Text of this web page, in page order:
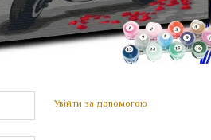
Увійти за допомогою